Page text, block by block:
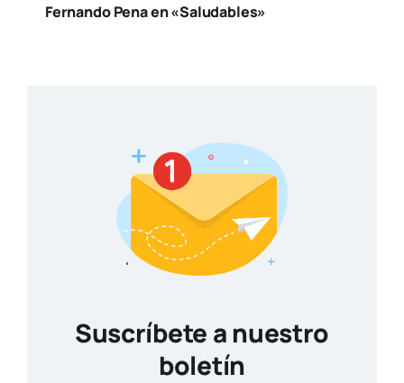
Fernando Pena en «Saludables»
Suscríbete a nuestro
boletín